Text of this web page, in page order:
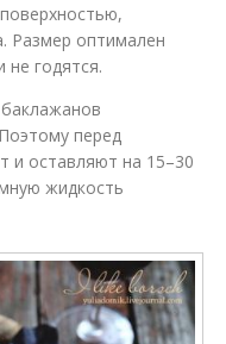
Размер оптимален
не годятся.
перед
и оставляют на 15–30
жидкость